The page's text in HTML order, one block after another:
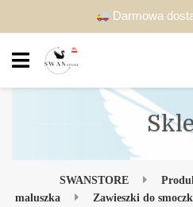
Darmowa
SWANSTORE
maluszka
Zawieszki do